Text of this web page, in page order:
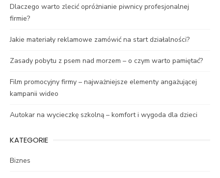
Dlaczego warto zlecić opróżnianie piwnicy profesjonalnej
firmie?
Jakie materiały reklamowe zamówić na start działalności?
Zasady pobytu z psem nad morzem – o czym warto pamiętać?
Film promocyjny firmy – najważniejsze elementy angażującej
kampanii wideo
Autokar na wycieczkę szkolną – komfort i wygoda dla dzieci
KATEGORIE
Biznes